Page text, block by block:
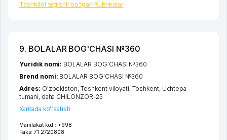
Tashkilot tegishli bo'lgan Rubrikalar
9. BOLALAR BOG'CHASI №360
Mamlakat kodi: +998
Faks: 71 2720808
Yuridik nomi: BOLALAR BOG'CHASI №360
Brend nomi: BOLALAR BOG'CHASI №360
Adres: O'zbekiston,Toshkent viloyati,Toshkent, Uchtepa
tumani, daha CHILONZOR-25
Xaritada ko'rsatish